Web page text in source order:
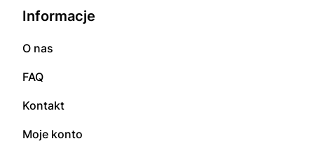
Informacje
O nas
FAQ
Kontakt
Moje konto